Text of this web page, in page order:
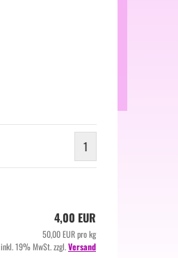
1
4,00 EUR
50,00 EUR pro kg
inkl. 19% MwSt. zzgl.Versand